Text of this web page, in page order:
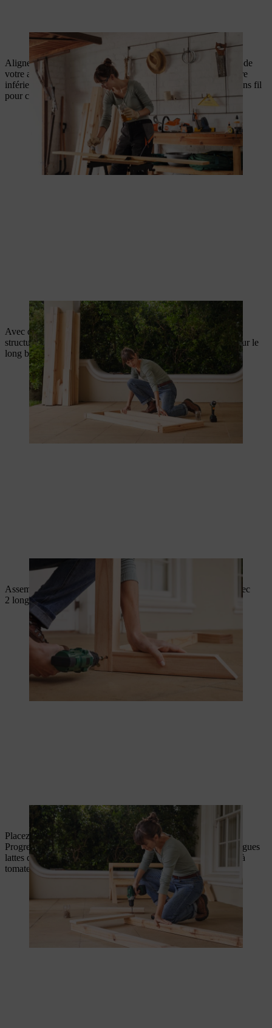
Une huile respectueuse de l’environnement est idéale pour le huilage
Alignez les pièces en bois pour commencer à construire le toit de
votre abri à tomates. Vissez d’abord les 5 lattes pour la structure
inférieure du toit (3 x longues, 2 x courtes) avec la perceuse sans fil
pour construire vous-même votre abri à tomates.
La structure inférieure du toit est d’abord vissée
Avec quatre pièces courtes, construisez deux équerres pour la
structure supérieure du toit. Vissez ensuite ces deux équerres sur le
long bois pour construire vous-même votre abri à tomates.
La structure supérieure du toit est vissée.
Assemblez les deux parties latérales de votre abri à tomates avec
2 longues lattes et 4 planches courtes.
Les deux parties latérales sont vissées
Placez les parties latérales et posez la longue latte sur le bord.
Progressivement, vous pouvez maintenant visser toutes les longues
lattes de manière à solidariser les parois latérales de votre abri à
tomates.